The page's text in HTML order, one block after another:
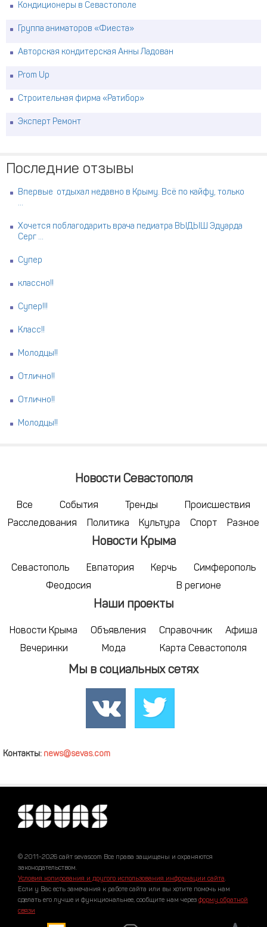
Кондиционеры в Севастополе
Группа аниматоров «Фиеста»
Авторская кондитерская Анны Ладован
Prom Up
Строительная фирма «Ратибор»
Эксперт Ремонт
Последние отзывы
Впервые отдыхал недавно в Крыму. Всё по кайфу, только
...
Хочется поблагодарить врача педиатра ВЫДЫШ Эдуарда
Серг ...
Супер
классно!!
Супер!!!
Класс!!
Молодцы!!
Отлично!!
Отлично!!
Молодцы!!
Новости Севастополя
Все События Тренды
Происшествия
Расследования
Политика Культура Спорт Разное
Новости Крыма
Севастополь Евпатория Керчь
Симферополь
Феодосия
В регионе
Наши проекты
Новости Крыма Объявления Справочник
Афиша
Вечеринки
Мода Карта Севастополя
Мы в социальных сетях
Контакты: news@sevas.com
© 2011-2026 сайт sevascom Все права защищены и охраняются
законодательством.
Условия копирования и другого использования информации сайта.
Если у Вас есть замечания к работе сайта или вы хотите помочь нам
сделать его лучше и функциональнее, сообщите нам через форму обратной
связи